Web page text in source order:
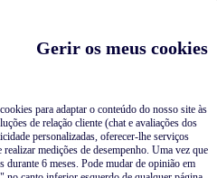
Gerir os meus cookies
para adaptar o conteúdo do nosso site às
de relação cliente (chat e avaliações dos
personalizadas, oferecer-lhe serviços
medições de desempenho. Uma vez que
durante 6 meses. Pode mudar de opinião em
Pijamas